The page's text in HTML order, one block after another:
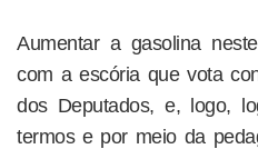
Aumentar a gasolina
com a escória que vota
dos Deputados, e, logo,
termos e por meio da